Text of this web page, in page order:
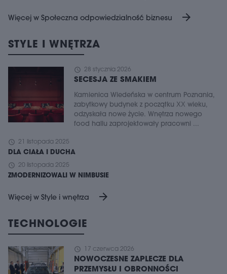
Więcej w Społeczna odpowiedzialność biznesu arrow_forward
STYLE I WNĘTRZA
schedule 28 stycznia 2026
SECESJA ZE SMAKIEM
Kamienica Wiedeńska w centrum Poznania,
zabytkowy budynek z początku XX wieku,
odzyskała nowe życie. Wnętrza nowego
food hallu zaprojektowały pracowni ...
schedule 21 listopada 2025
DLA CIAŁA I DUCHA
schedule 20 listopada 2025
ZMODERNIZOWALI W NIMBUSIE
Więcej w Style i wnętrza arrow_forward
TECHNOLOGIE
schedule 17 czerwca 2026
NOWOCZESNE ZAPLECZE DLA
PRZEMYSŁU I OBRONNOŚCI